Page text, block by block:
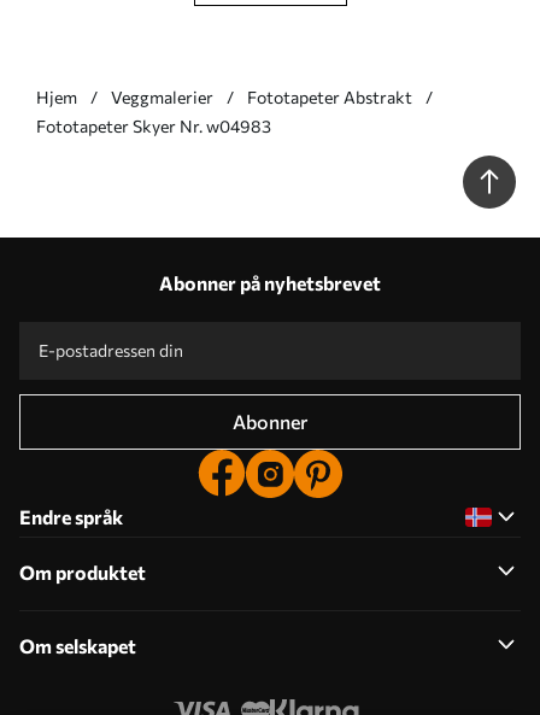
Hjem Veggmalerier
Fototapeter Abstrakt
Fototapeter Skyer Nr. w04983
Abonner på nyhetsbrevet
Abonner
Endre språk
Om produktet
Om selskapet